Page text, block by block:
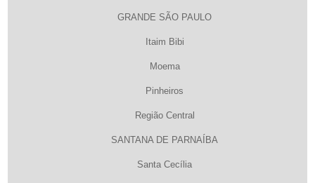
GRANDE SÃO PAULO
Itaim Bibi
Moema
Pinheiros
Região Central
SANTANA DE PARNAÍBA
Santa Cecília